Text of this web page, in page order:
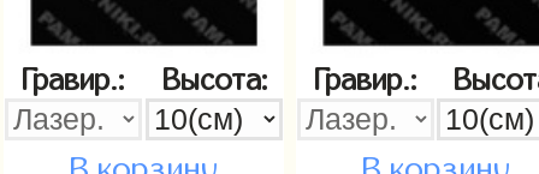
Гравир.: Высота: Гравир.: